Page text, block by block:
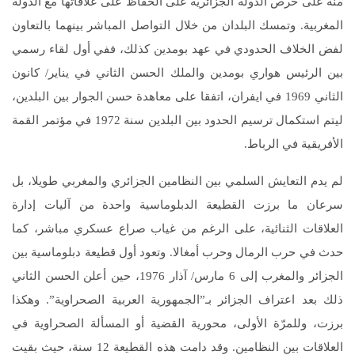
المغربية. وتمسك البلدان من خلال التواصل المباشر بينهما بالتعاون
لفض الخلاف الحدودي في عهد بومدين كذلك، ففي أول لقاء رسمي
بين الرئيس هواري بومدين والملك الحسن الثاني في يناير/ كانون
الثاني 1969 في ايفران، اتفقا على معاهدة حسن الجوار بين البلدين،
ليتم استكمال ترسيم الحدود بين البلدين سنة 1972 في مؤتمر القمة
الأفريقية في الرباط.
لم يدم التعايش السلمي بين النظامين الجزائري والمغربي طويلا، بل
سرعان ما برزت القطيعة الدبلوماسية واحدة من آليات إدارة
العلاقات الثنائية، على الرغم من غياب صراع عسكري مباشر، كما
حدث في حرب الرمال وحرب أمغالا. وتعود أول قطيعة دبلوماسية بين
الجزائر والمغرب إلى 6 مارس/ آذار 1976، حين أعلن الحسن الثاني
ذلك بعد اعتراف الجزائر بـ”الجمهورية العربية الصحراوية”. وهكذا
برزت، وللمرّة الأولى، محورية القضية أو المسألة الصحراوية في
العلاقات بين النظامين. وقد دامت هذه القطيعة 12 سنة، حيث بقيت